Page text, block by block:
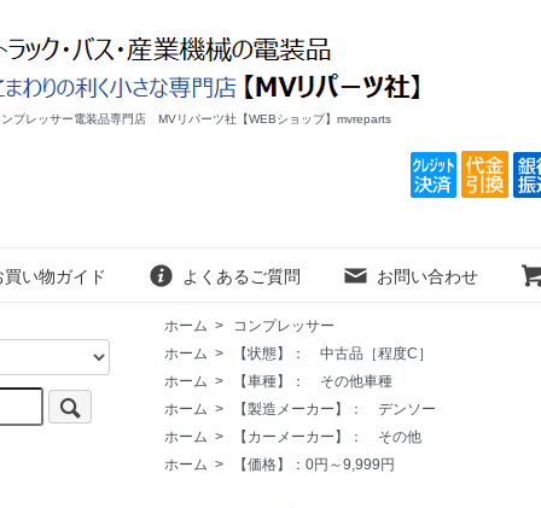
プレッサー電装品専門店 MVリパーツ社【WEBショップ】mvreparts
買い物ガイド よくあるご質問 お問い合わせ
ホーム >
コンプレッサー
ホーム >
【状態】： 中古品［程度C］
ホーム >
【車種】： その他車種
ホーム >
【製造メーカー】： デンソー
ホーム >
【カーメーカー】： その他
ホーム > 【価格】：0円～9,999円